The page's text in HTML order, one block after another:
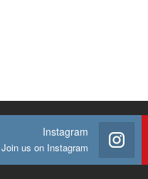
Instagram
Join us on Instagram